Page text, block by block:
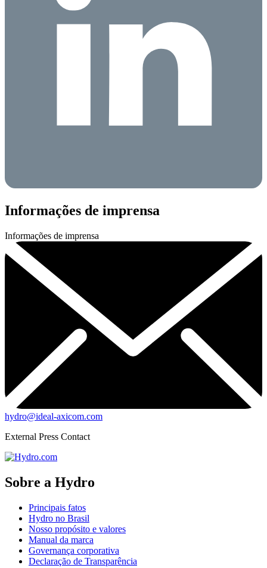
Informações de imprensa
Informações de imprensa
hydro@ideal-axicom.com
External Press Contact
Sobre a Hydro
Principais fatos
Hydro no Brasil
Nosso propósito e valores
Manual da marca
Governança corporativa
Declaração de Transparência